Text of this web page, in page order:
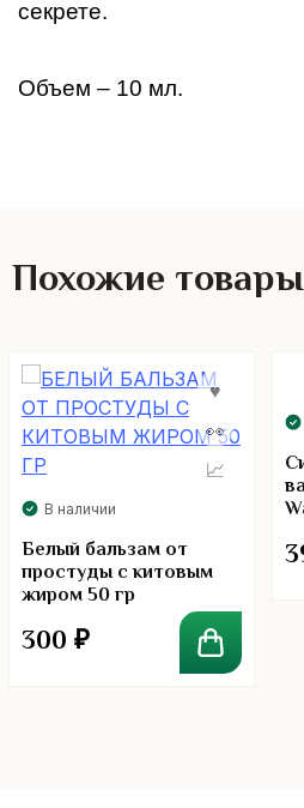
секрете.
Объем – 10 мл.
Похожие товары
В наличии
Белый бальзам от
простуды с китовым
жиром 50 гр
300 ₽